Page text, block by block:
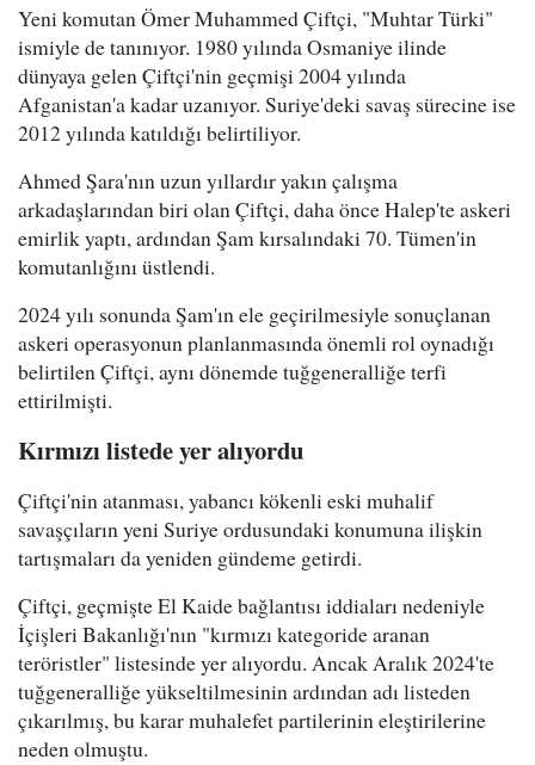
Yeni komutan Ömer Muhammed Çiftçi, "Muhtar Türki"
ismiyle de tanınıyor. 1980 yılında Osmaniye ilinde
dünyaya gelen Çiftçi'nin geçmişi 2004 yılında
Afganistan'a kadar uzanıyor. Suriye'deki savaş sürecine ise
2012 yılında katıldığı belirtiliyor.
Ahmed Şara'nın uzun yıllardır yakın çalışma
arkadaşlarından biri olan Çiftçi, daha önce Halep'te askeri
emirlik yaptı, ardından Şam kırsalındaki 70. Tümen'in
komutanlığını üstlendi.
2024 yılı sonunda Şam'ın ele geçirilmesiyle sonuçlanan
askeri operasyonun planlanmasında önemli rol oynadığı
belirtilen Çiftçi, aynı dönemde tuğgeneralliğe terfi
ettirilmişti.
Kırmızı listede yer alıyordu
Çiftçi'nin atanması, yabancı kökenli eski muhalif
savaşçıların yeni Suriye ordusundaki konumuna ilişkin
tartışmaları da yeniden gündeme getirdi.
Çiftçi, geçmişte El Kaide bağlantısı iddiaları nedeniyle
İçişleri Bakanlığı'nın "kırmızı kategoride aranan
teröristler" listesinde yer alıyordu. Ancak Aralık 2024'te
tuğgeneralliğe yükseltilmesinin ardından adı listeden
çıkarılmış, bu karar muhalefet partilerinin eleştirilerine
neden olmuştu.